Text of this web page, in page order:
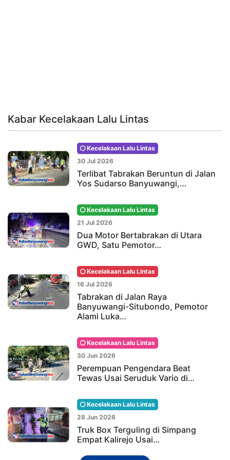
Kabar Kecelakaan Lalu Lintas
Kecelakaan Lalu Lintas
30 Jul 2026
Terlibat Tabrakan Beruntun di Jalan
Yos Sudarso Banyuwangi,…
Kecelakaan Lalu Lintas
21 Jul 2026
Dua Motor Bertabrakan di Utara
GWD, Satu Pemotor…
Kecelakaan Lalu Lintas
16 Jul 2026
Tabrakan di Jalan Raya
Banyuwangi-Situbondo, Pemotor
Alami Luka…
Kecelakaan Lalu Lintas
30 Jun 2026
Perempuan Pengendara Beat
Tewas Usai Seruduk Vario di…
Kecelakaan Lalu Lintas
28 Jun 2026
Truk Box Terguling di Simpang
Empat Kalirejo Usai…